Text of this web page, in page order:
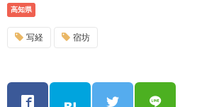
高知県
写経 宿坊